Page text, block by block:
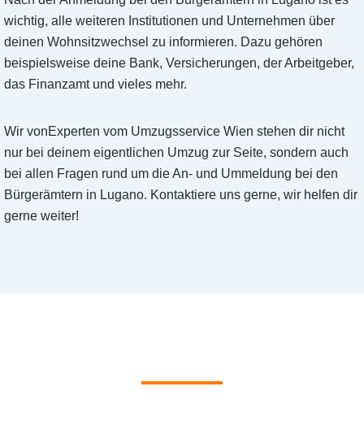
wichtig, alle weiteren Institutionen und Unternehmen über
deinen Wohnsitzwechsel zu informieren. Dazu gehören
beispielsweise deine Bank, Versicherungen, der Arbeitgeber,
das Finanzamt und vieles mehr.
Wir vonExperten vom Umzugsservice Wien stehen dir nicht
nur bei deinem eigentlichen Umzug zur Seite, sondern auch
bei allen Fragen rund um die An- und Ummeldung bei den
Bürgerämtern in Lugano. Kontaktiere uns gerne, wir helfen dir
gerne weiter!